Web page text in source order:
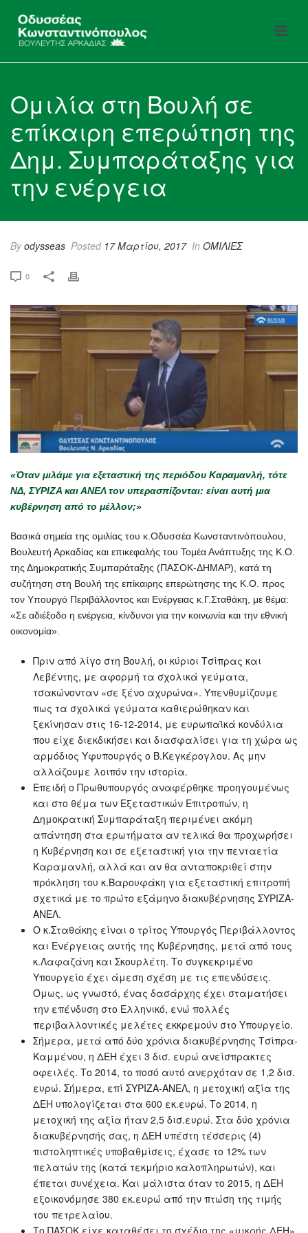
Ομιλία στη Βουλή σε
επίκαιρη επερώτηση της
Δημ. Συμπαράταξης για
την ενέργεια
Byodysseas Posted 17 Μαρτίου, 2017 In ΟΜΙΛΙΕΣ
0
«Όταν μιλάμε για εξεταστική της περιόδου Καραμανλή, τότε
ΝΔ, ΣΥΡΙΖΑ και ΑΝΕΛ τον υπερασπίζονται: είναι αυτή μια
κυβέρνηση από το μέλλον;»
Βασικά σημεία της ομιλίας του κ.Οδυσσέα Κωνσταντινόπουλου,
Βουλευτή Αρκαδίας και επικεφαλής του Τομέα Ανάπτυξης της Κ.Ο.
της Δημοκρατικής Συμπαράταξης (ΠΑΣΟΚ-ΔΗΜΑΡ), κατά τη
συζήτηση στη Βουλή της επίκαιρης επερώτησης της Κ.Ο. προς
τον Υπουργό Περιβάλλοντος και Ενέργειας κ.Γ.Σταθάκη, με θέμα:
«Σε αδιέξοδο η ενέργεια, κίνδυνοι για την κοινωνία και την εθνική
οικονομία».
Πριν από λίγο στη Βουλή, οι κύριοι Τσίπρας και
Λεβέντης, με αφορμή τα σχολικά γεύματα,
τσακώνονταν «σε ξένο αχυρώνα». Υπενθυμίζουμε
πως τα σχολικά γεύματα καθιερώθηκαν και
ξεκίνησαν στις 16-12-2014, με ευρωπαϊκά κονδύλια
που είχε διεκδικήσει και διασφαλίσει για τη χώρα ως
αρμόδιος Υφυπουργός ο Β.Κεγκέρογλου. Ας μην
αλλάζουμε λοιπόν την ιστορία.
Επειδή ο Πρωθυπουργός αναφέρθηκε προηγουμένως
και στο θέμα των Εξεταστικών Επιτροπών, η
Δημοκρατική Συμπαράταξη περιμένει ακόμη
απάντηση στα ερωτήματα αν τελικά θα προχωρήσει
η Κυβέρνηση και σε εξεταστική για την πενταετία
Καραμανλή, αλλά και αν θα ανταποκριθεί στην
πρόκληση του κ.Βαρουφάκη για εξεταστική επιτροπή
σχετικά με το πρώτο εξάμηνο διακυβέρνησης ΣΥΡΙΖΑ-
ΑΝΕΛ.
Ο κ.Σταθάκης είναι ο τρίτος Υπουργός Περιβάλλοντος
και Ενέργειας αυτής της Κυβέρνησης, μετά από τους
κ.Λαφαζάνη και Σκουρλέτη. Το συγκεκριμένο
Υπουργείο έχει άμεση σχέση με τις επενδύσεις.
Όμως, ως γνωστό, ένας δασάρχης έχει σταματήσει
την επένδυση στο Ελληνικό, ενώ πολλές
περιβαλλοντικές μελέτες εκκρεμούν στο Υπουργείο.
Σήμερα, μετά από δύο χρόνια διακυβέρνησης Τσίπρα-
Καμμένου, η ΔΕΗ έχει 3 δισ. ευρώ ανείσπρακτες
οφειλές. Το 2014, το ποσό αυτό ανερχόταν σε 1,2 δισ.
ευρώ. Σήμερα, επί ΣΥΡΙΖΑ-ΑΝΕΛ, η μετοχική αξία της
ΔΕΗ υπολογίζεται στα 600 εκ.ευρώ. Το 2014, η
μετοχική της αξία ήταν 2,5 δισ.ευρώ. Στα δύο χρόνια
διακυβέρνησής σας, η ΔΕΗ υπέστη τέσσερις (4)
πιστοληπτικές υποβαθμίσεις, έχασε το 12% των
πελατών της (κατά τεκμήριο καλοπληρωτών), και
έπεται συνέχεια. Και μάλιστα όταν το 2015, η ΔΕΗ
εξοικονόμησε 380 εκ.ευρώ από την πτώση της τιμής
του πετρελαίου.